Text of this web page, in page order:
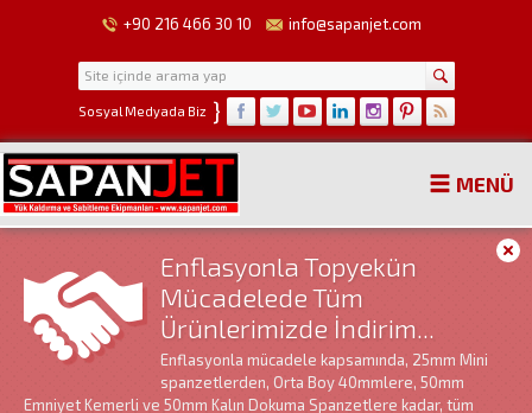
+90 216 466 30 10 info@sapanjet.com
Sosyal Medyada Biz }
MENÜ
Enflasyonla Topyekün
Mücadelede Tüm
Ürünlerimizde İndirim...
Enflasyonla mücadele kapsamında, 25mm Mini
spanzetlerden, Orta Boy 40mmlere, 50mm
Emniyet Kemerli ve 50mm Kalın Dokuma Spanzetlere kadar, tüm